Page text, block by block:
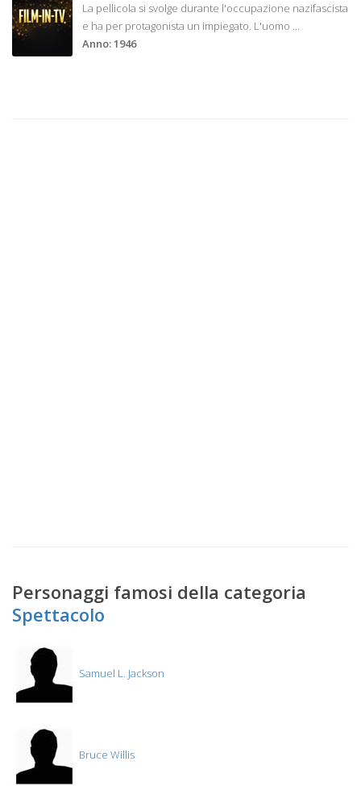
La pellicola si svolge durante l'occupazione nazifascista
e ha per protagonista un impiegato. L'uomo ...
Anno: 1946
Personaggi famosi della categoria
Spettacolo
Samuel L. Jackson
Bruce Willis